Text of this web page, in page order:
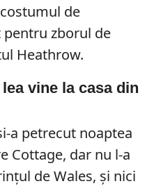
de
zborul de
Heathrow.
vine la casa din
a petrecut noaptea
Cottage, dar nu l-a
de Wales, și nici